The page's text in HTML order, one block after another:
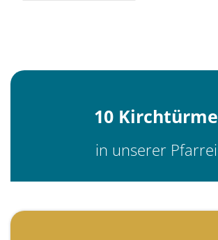
10 Kirchtürme
in unserer Pfarrei